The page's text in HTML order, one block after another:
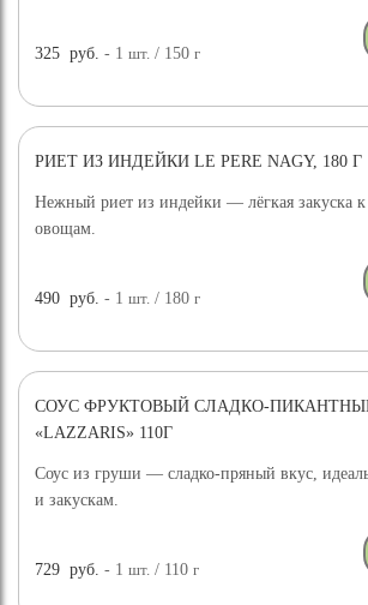
325 руб. - 1шт. / 150г
РИЕТ ИЗ ИНДЕЙКИ LE PERE NAGY, 180 Г
Нежный риет из индейки — лёгкая закуска к
овощам.
490 руб. - 1шт. / 180г
СОУС ФРУКТОВЫЙ СЛАДКО-
«LAZZARIS» 110Г
Соус из груши — сладко-пряный вкус,
и закускам.
729 руб. - 1шт. / 110г